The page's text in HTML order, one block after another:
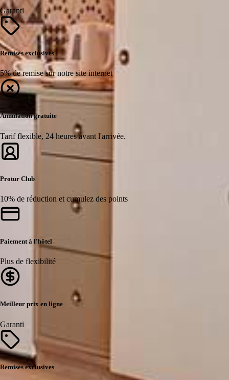
Garanti
Remises exclusives
5% de remise sur notre site internet
Annulation gratuite
Tarif flexible, 24 heures avant l'arrivée.
Protur Club
10% de réduction et cumulez des points
Paiement à l'hôtel
Plus de flexibilité
Meilleur prix en ligne
Garanti
Remises exclusives